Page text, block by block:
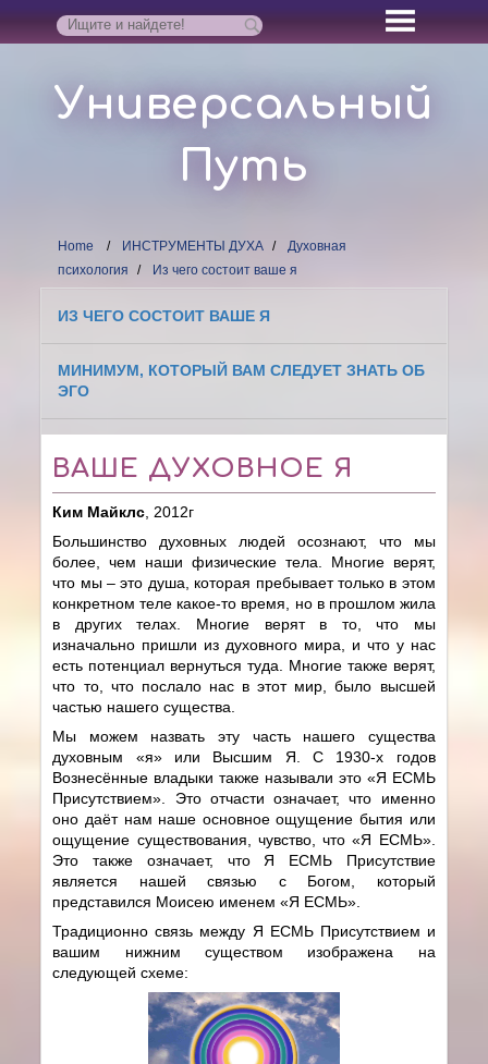
Универсальный
Путь
Home ИНСТРУМЕНТЫ ДУХА
Духовная
психология
Из чего состоит ваше я
ИЗ ЧЕГО СОСТОИТ ВАШЕ Я
МИНИМУМ, КОТОРЫЙ ВАМ СЛЕДУЕТ ЗНАТЬ ОБ
ЭГО
ВАШЕ ДУХОВНОЕ Я
Ким Майклс , 2012г
Большинство духовных людей осознают, что мы
более, чем наши физические тела. Многие верят,
что мы – это душа, которая пребывает только в этом
конкретном теле какое-то время, но в прошлом жила
в других телах. Многие верят в то, что мы
изначально пришли из духовного мира, и что у нас
есть потенциал вернуться туда. Многие также верят,
что то, что послало нас в этот мир, было высшей
частью нашего существа.
Мы можем назвать эту часть нашего существа
духовным «я» или Высшим Я. С 1930-х годов
Вознесённые владыки также называли это «Я ЕСМЬ
Присутствием». Это отчасти означает, что именно
оно даёт нам наше основное ощущение бытия или
ощущение существования, чувство, что «Я ЕСМЬ».
Это также означает, что Я ЕСМЬ Присутствие
является нашей связью с Богом, который
представился Моисею именем «Я ЕСМЬ».
Традиционно связь между Я ЕСМЬ Присутствием и
вашим нижним существом изображена на
следующей схеме: